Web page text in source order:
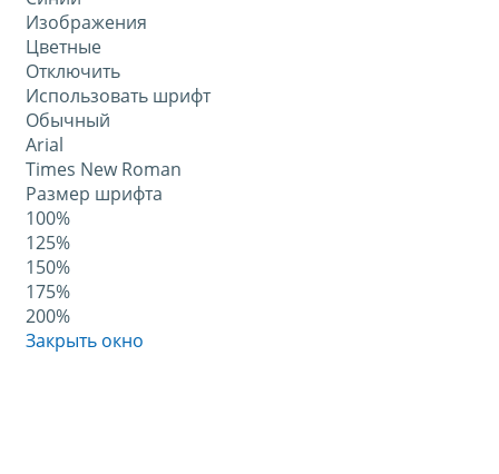
Изображения
Цветные
Отключить
Использовать шрифт
Обычный
Arial
Times New Roman
Размер шрифта
100%
125%
150%
175%
200%
Закрыть окно